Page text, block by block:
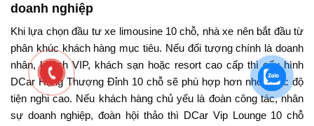
doanh nghiệp
Khi lựa chọn đầu tư xe limousine 10 chỗ, nhà xe nên bắt đầu từ
phân khúc khách hàng mục tiêu. Nếu đối tượng chính là doanh
nhân, khách VIP, khách sạn hoặc resort cao cấp thì cấu hình
DCar Hạng Thượng Đỉnh 10 chỗ sẽ phù hợp hơn nhờ mức độ
tiện nghi cao. Nếu khách hàng chủ yếu là đoàn công tác, nhân
sự doanh nghiệp, đoàn hội thảo thì DCar Vip Lounge 10 chỗ